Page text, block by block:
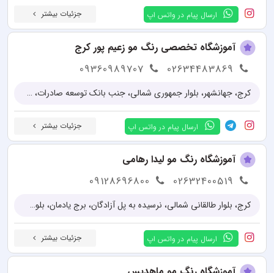
ارسال پیام در واتس اپ جزئیات بیشتر
آموزشگاه تخصصی رنگ مو زعیم پور کرج
02634483869
09360989707
کرج، جهانشهر، بلوار جمهوری شمالی، جنب بانک توسعه صادرات، ساختمان پروتون، طبقه ۴، واحد ۱
ارسال پیام در واتس اپ جزئیات بیشتر
آموزشگاه رنگ مو لیدا رهامی
02632400519
09128696800
کرج، بلوار طالقانی شمالی، نرسیده به پل آزادگان، برج یادمان، بلوکB، طبقه 4، واحد B2
ارسال پیام در واتس اپ جزئیات بیشتر